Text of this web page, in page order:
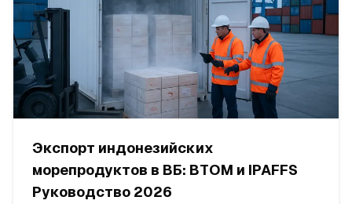
обязательные данные в COA.
Экспорт индонезийских
морепродуктов в ВБ: BTOM и IPAFFS
Руководство 2026